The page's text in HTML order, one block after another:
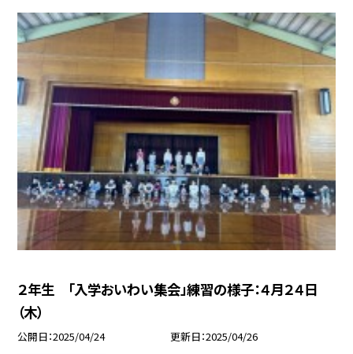
２年生 「入学おいわい集会」練習の様子：４月２４日
（木）
公開日 2025/04/24 更新日 2025/04/26